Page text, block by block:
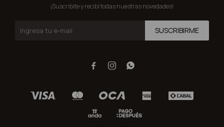
¡Suscribite y recibí todas nuestras novedades!
SUSCRIBIRME
  